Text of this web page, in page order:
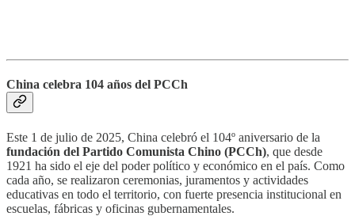
China celebra 104 años del PCCh
Este 1 de julio de 2025, China celebró el 104º aniversario de la
fundación del Partido Comunista Chino (PCCh), que desde
1921 ha sido el eje del poder político y económico en el país. Como
cada año, se realizaron ceremonias, juramentos y actividades
educativas en todo el territorio, con fuerte presencia institucional en
escuelas, fábricas y oficinas gubernamentales.